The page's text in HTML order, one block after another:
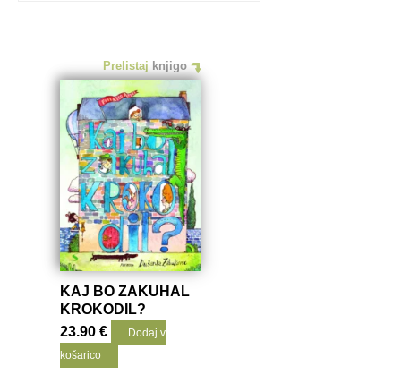
Prelistaj knjigo
KAJ BO ZAKUHAL
KROKODIL?
23.90€
Dodaj v
košarico